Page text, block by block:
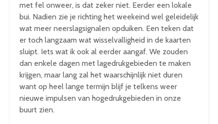
met fel onweer, is dat zeker niet. Eerder een lokale
bui. Nadien zie je richting het weekeind wel geleidelijk
wat meer neerslagsignalen opduiken. Een teken dat
er toch langzaam wat wisselvalligheid in de kaarten
sluipt. Iets wat ik ook al eerder aangaf. We zouden
dan enkele dagen met lagedrukgebieden te maken
krijgen, maar lang zal het waarschijnlijk niet duren
want op heel lange termijn blijf je telkens weer
nieuwe impulsen van hogedrukgebieden in onze
buurt zien.